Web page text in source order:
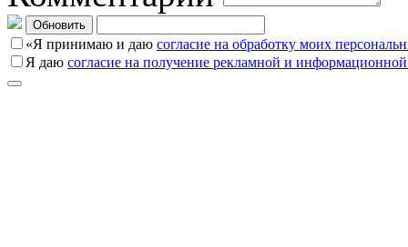
Обновить
«Я принимаю и даю согласие на обработку моих
Я даю согласие на получение рекламной и